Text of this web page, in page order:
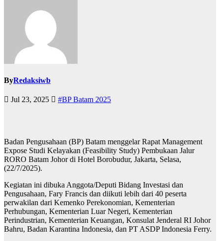
ByRedaksiwb
Jul 23, 2025 #BP Batam 2025
Badan Pengusahaan (BP) Batam menggelar Rapat Management
Expose Studi Kelayakan (Feasibility Study) Pembukaan Jalur
RORO Batam Johor di Hotel Borobudur, Jakarta, Selasa,
(22/7/2025).
Kegiatan ini dibuka Anggota/Deputi Bidang Investasi dan
Pengusahaan, Fary Francis dan diikuti lebih dari 40 peserta
perwakilan dari Kemenko Perekonomian, Kementerian
Perhubungan, Kementerian Luar Negeri, Kementerian
Perindustrian, Kementerian Keuangan, Konsulat Jenderal RI Johor
Bahru, Badan Karantina Indonesia, dan PT ASDP Indonesia Ferry.